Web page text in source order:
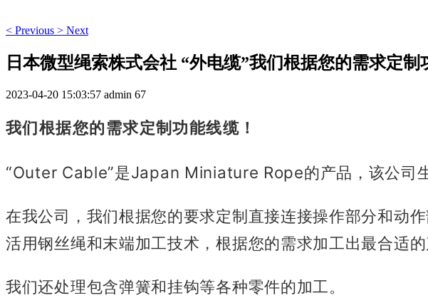
< Previous > Next
日本微型绳索株式会社 “外电缆”我们根据您的需求定制
2023-04-20 15:03:57 admin 67
我们根据您的需求定制功能线缆！
“Outer Cable”是Japan Miniature Rope的产品，该公司
在我公司，我们根据您的要求定制直接连接操作部分和动作
活用钢丝绳和末端加工技术，根据您的需求加工出最合适的
我们还处理包含弹簧和挂钩等各种零件的加工。